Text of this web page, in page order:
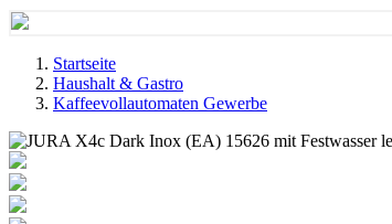
Startseite
Haushalt & Gastro
Kaffeevollautomaten Gewerbe